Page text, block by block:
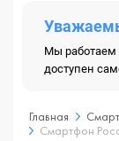
Мы работаем
доступен
Главная
Смартфон